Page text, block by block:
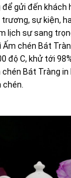
gửi đến khách
sự kiện,
lịch sự sang
Ấm chén Bát
độ C, khử tới
Bát Tràng
chén.